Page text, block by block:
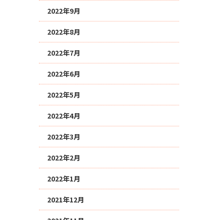
2022年9月
2022年8月
2022年7月
2022年6月
2022年5月
2022年4月
2022年3月
2022年2月
2022年1月
2021年12月